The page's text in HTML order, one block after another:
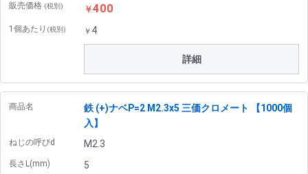
販売価格 (税別) ￥400
1個あたり (税別) ￥ 4
詳細
商品名
鉄 (+)ナベP=2 M2.3x5 三価クロメート 【1000個
入】
ねじの呼びd M2.3
長さL(mm) 5